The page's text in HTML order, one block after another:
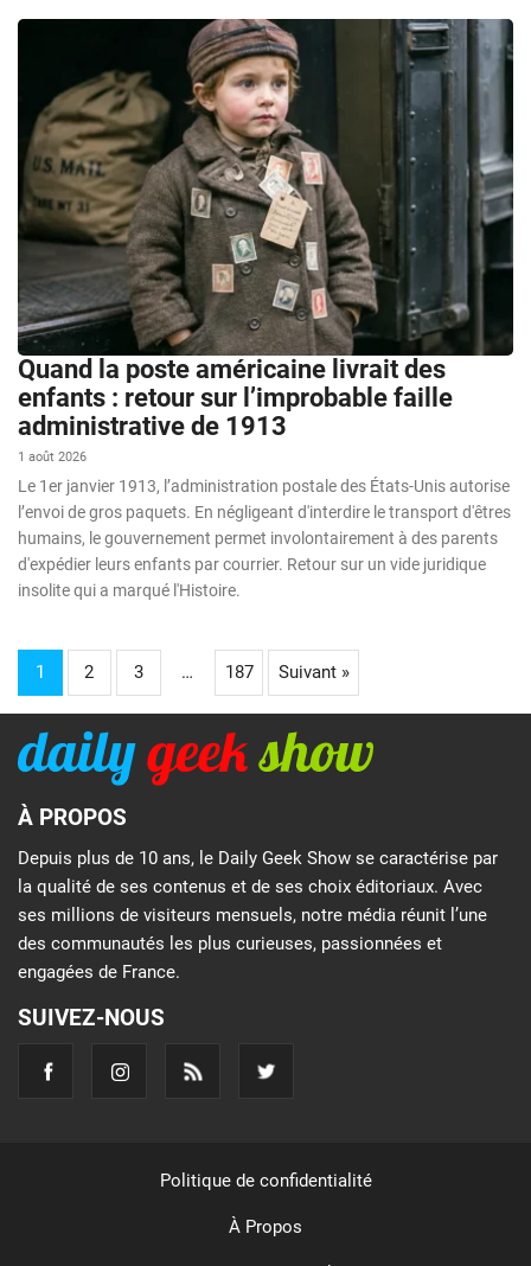
Quand la poste américaine livrait des
enfants : retour sur l’improbable faille
administrative de 1913
1 août 2026
Le 1er janvier 1913, l’administration postale des États-Unis autorise
l’envoi de gros paquets. En négligeant d'interdire le transport d'êtres
humains, le gouvernement permet involontairement à des parents
d'expédier leurs enfants par courrier. Retour sur un vide juridique
insolite qui a marqué l'Histoire.
1 2 3 … 187 Suivant »
À PROPOS
Depuis plus de 10 ans, le Daily Geek Show se caractérise par
la qualité de ses contenus et de ses choix éditoriaux. Avec
ses millions de visiteurs mensuels, notre média réunit l’une
des communautés les plus curieuses, passionnées et
engagées de France.
SUIVEZ-NOUS
Politique de confidentialité
À Propos